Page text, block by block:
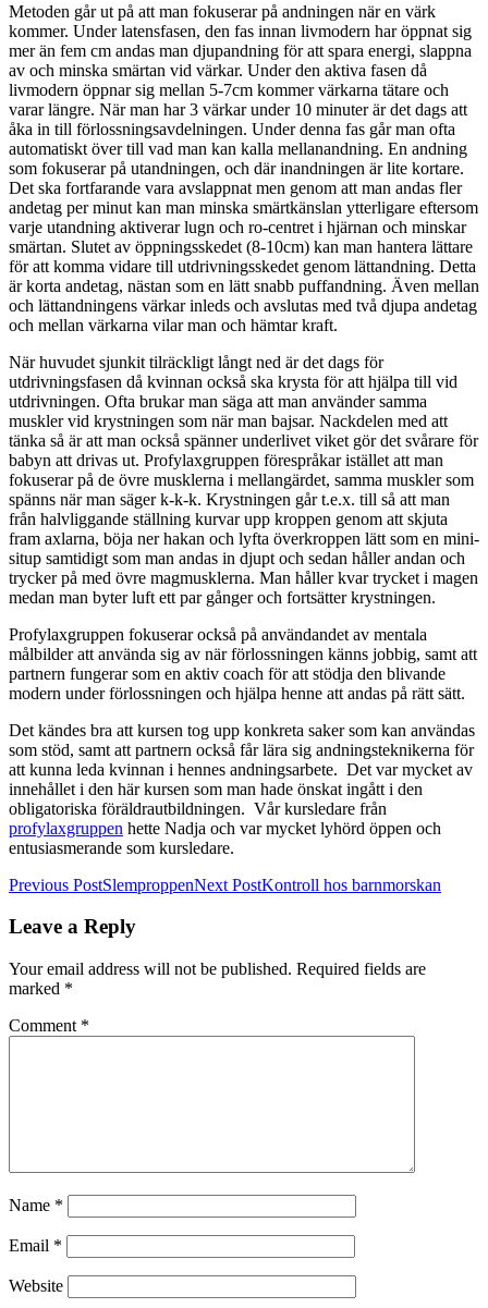
Metoden går ut på att man fokuserar på andningen när en värk
kommer. Under latensfasen, den fas innan livmodern har öppnat sig
mer än fem cm andas man djupandning för att spara energi, slappna
av och minska smärtan vid värkar. Under den aktiva fasen då
livmodern öppnar sig mellan 5-7cm kommer värkarna tätare och
varar längre. När man har 3 värkar under 10 minuter är det dags att
åka in till förlossningsavdelningen. Under denna fas går man ofta
automatiskt över till vad man kan kalla mellanandning. En andning
som fokuserar på utandningen, och där inandningen är lite kortare.
Det ska fortfarande vara avslappnat men genom att man andas fler
andetag per minut kan man minska smärtkänslan ytterligare eftersom
varje utandning aktiverar lugn och ro-centret i hjärnan och minskar
smärtan. Slutet av öppningsskedet (8-10cm) kan man hantera lättare
för att komma vidare till utdrivningsskedet genom lättandning. Detta
är korta andetag, nästan som en lätt snabb puffandning. Även mellan
och lättandningens värkar inleds och avslutas med två djupa andetag
och mellan värkarna vilar man och hämtar kraft.
När huvudet sjunkit tilräckligt långt ned är det dags för
utdrivningsfasen då kvinnan också ska krysta för att hjälpa till vid
utdrivningen. Ofta brukar man säga att man använder samma
muskler vid krystningen som när man bajsar. Nackdelen med att
tänka så är att man också spänner underlivet viket gör det svårare för
babyn att drivas ut. Profylaxgruppen förespråkar istället att man
fokuserar på de övre musklerna i mellangärdet, samma muskler som
spänns när man säger k-k-k. Krystningen går t.e.x. till så att man
från halvliggande ställning kurvar upp kroppen genom att skjuta
fram axlarna, böja ner hakan och lyfta överkroppen lätt som en mini-
situp samtidigt som man andas in djupt och sedan håller andan och
trycker på med övre magmusklerna. Man håller kvar trycket i magen
medan man byter luft ett par gånger och fortsätter krystningen.
Profylaxgruppen fokuserar också på användandet av mentala
målbilder att använda sig av när förlossningen känns jobbig, samt att
partnern fungerar som en aktiv coach för att stödja den blivande
modern under förlossningen och hjälpa henne att andas på rätt sätt.
Det kändes bra att kursen tog upp konkreta saker som kan användas
som stöd, samt att partnern också får lära sig andningsteknikerna för
att kunna leda kvinnan i hennes andningsarbete. Det var mycket av
innehållet i den här kursen som man hade önskat ingått i den
obligatoriska föräldrautbildningen. Vår kursledare från
profylaxgruppen hette Nadja och var mycket lyhörd öppen och
entusiasmerande som kursledare.
Post
navigation
Previous PostSlemproppenNext PostKontroll hos barnmorskan
Leave a Reply
Your email address will not be published. Required fields are
marked *
Comment *
Name *
Email *
Website